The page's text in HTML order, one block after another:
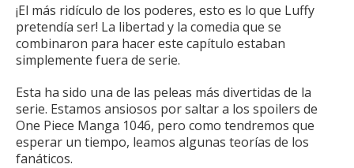
¡El más ridículo de los poderes, esto es lo que Luffy
pretendía ser! La libertad y la comedia que se
combinaron para hacer este capítulo estaban
simplemente fuera de serie.
Esta ha sido una de las peleas más divertidas de la
serie. Estamos ansiosos por saltar a los spoilers de
One Piece Manga 1046, pero como tendremos que
esperar un tiempo, leamos algunas teorías de los
fanáticos.